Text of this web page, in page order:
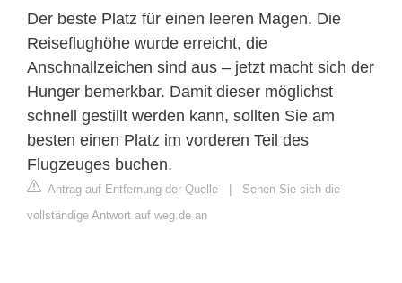
Der beste Platz für einen leeren Magen. Die
Reiseflughöhe wurde erreicht, die
Anschnallzeichen sind aus – jetzt macht sich der
Hunger bemerkbar. Damit dieser möglichst
schnell gestillt werden kann, sollten Sie am
besten einen Platz im vorderen Teil des
Flugzeuges buchen.
Antrag auf Entfernung der Quelle | Sehen Sie sich die
vollständige Antwort auf weg.de an